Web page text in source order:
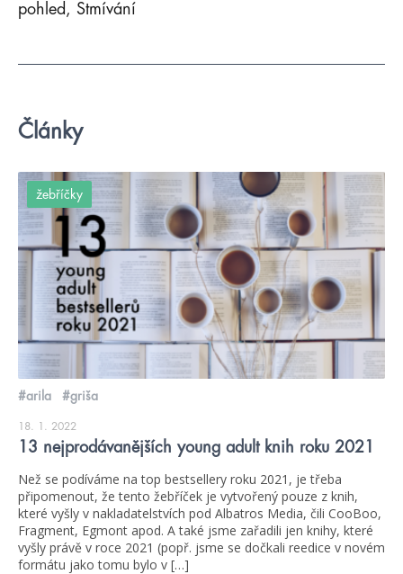
pohled, Stmívání
Články
žebříčky
#arila #griša
18. 1. 2022
13 nejprodávanějších young adult knih roku 2021
Než se podíváme na top bestsellery roku 2021, je třeba
připomenout, že tento žebříček je vytvořený pouze z knih,
které vyšly v nakladatelstvích pod Albatros Media, čili CooBoo,
Fragment, Egmont apod. A také jsme zařadili jen knihy, které
vyšly právě v roce 2021 (popř. jsme se dočkali reedice v novém
formátu jako tomu bylo v […]